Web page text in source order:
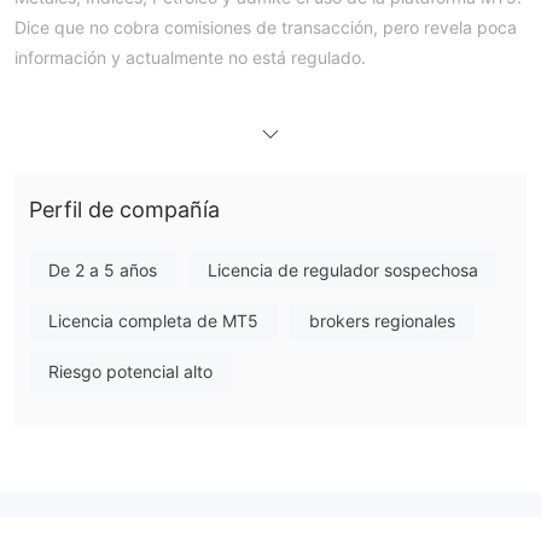
Dice que no cobra comisiones de transacción, pero revela poca
información y actualmente no está regulado.
El sitio web de LAKEFOX fue registrado en 2021. Sin embargo,
¿Qué puedo operar en LAKEFOX?
Los productos que LAKEFOX permite a los traders negociar
incluyen oro y plata; los traders también pueden invertir en los
Nikkei Index, Hang Seng Index, etc; Además, también hay
Perfil de compañía
De 2 a 5 años Licencia de regulador sospechosa
Licencia completa de MT5 brokers regionales
Riesgo potencial alto